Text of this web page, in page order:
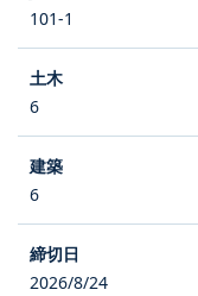
101-1
6
6
2026/8/24